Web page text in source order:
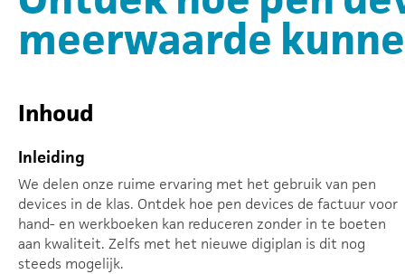
meerwaarde
Inhoud
Inleiding
We delen onze ruime ervaring met het gebruik van pen
devices in de klas. Ontdek hoe pen devices de factuur voor
hand- en werkboeken kan reduceren zonder in te boeten
aan kwaliteit. Zelfs met het nieuwe digiplan is dit nog
steeds mogelijk.